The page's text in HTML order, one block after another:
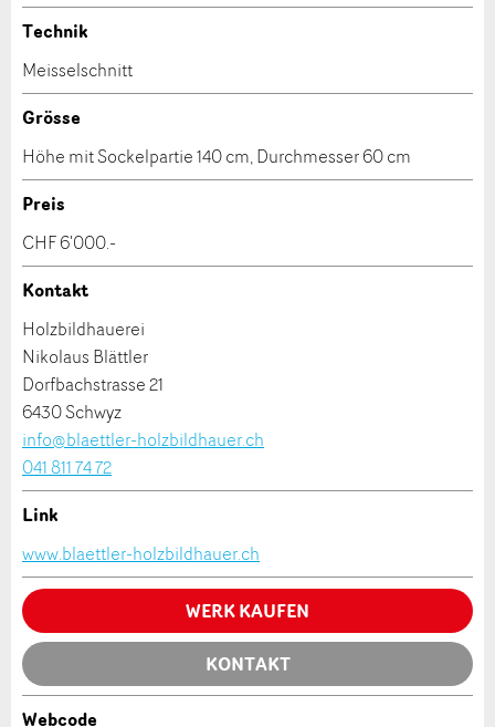
Nehmen Sie mit diesem Formular direkt mit dem
kaufen.
Adresse
Nachricht
Ihr Feedback wird sehr geschätzt!
Allgemeines Feedback
Anzeige nicht mehr gültig
Nachricht
* Eingabe erforderlich
Zur Qualitätssicherung wird eine Kopie der E-Mail
an guidle übermittelt.
NACHRICHT SENDEN
Technik
Meisselschnitt
Grösse
Höhe mit Sockelpartie 140 cm, Durchmesser 60 cm
Preis
CHF 6'000.-
Kontakt
Holzbildhauerei
Nikolaus Blättler
Dorfbachstrasse 21
6430 Schwyz
info@blaettler-holzbildhauer.ch
041 811 74 72
Kontakt
Verfassen Sie eine Nachricht für die Kontaktpersonen
dieser Anzeige.
Link
www.blaettler-holzbildhauer.ch
WERK KAUFEN
KONTAKT
Webcode